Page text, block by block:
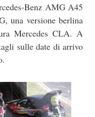
Benz AMG A45
una versione berlina
Mercedes CLA. A
sulle date di arrivo